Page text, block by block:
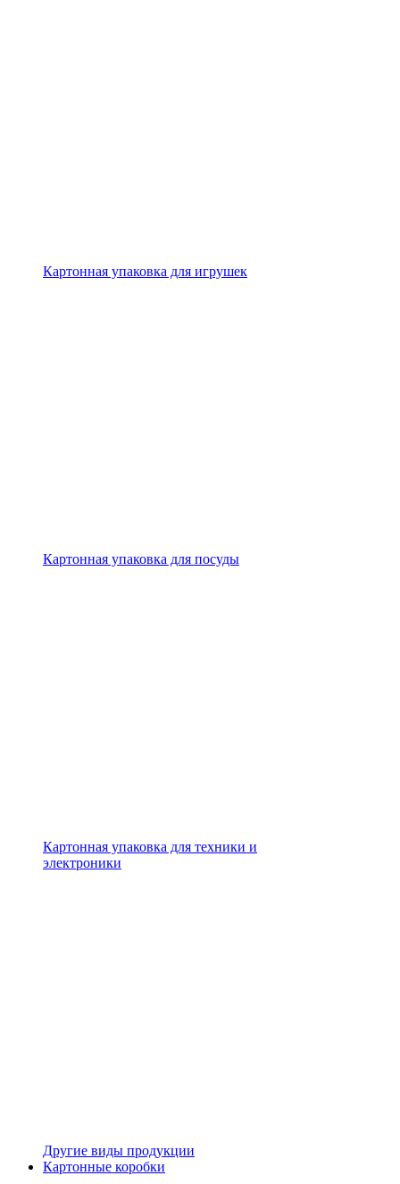
Картонная упаковка для игрушек
Картонная упаковка для посуды
Картонная упаковка для техники и
электроники
Другие виды продукции
Картонные коробки